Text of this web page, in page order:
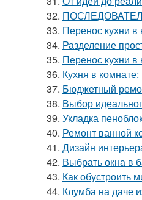
32.
33. Перенос кухни в
34. Разделение
35. Перенос кухни
36. Кухня в
37. Бюджетный
38. Выбор
39. Укладка
40. Ремонт ванной
41. Дизайн
42. Выбрать окна в
43. Как обустроить
44. Клумба на даче